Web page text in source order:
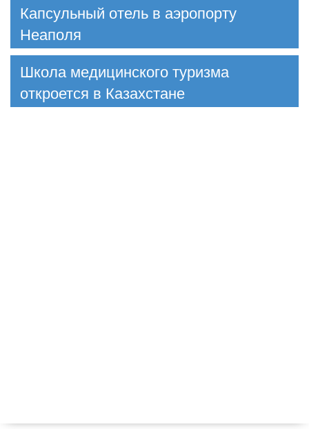
Капсульный отель в аэропорту
Неаполя
Школа медицинского туризма
откроется в Казахстане